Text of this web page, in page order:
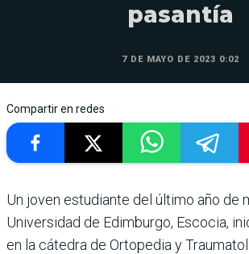
pasantía
7 DE MAYO DE 2023 0:02
Compartir en redes
Un joven estudiante del último año de
Universidad de Edimburgo, Escocia,
en la cátedra de Ortopedia y